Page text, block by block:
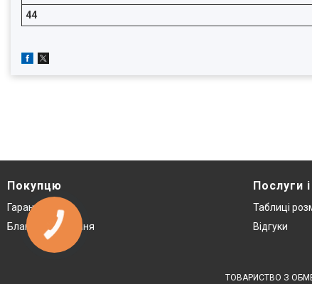
44
Покупцю
Гарантія
Бланк повернення
Послуги
Таблиці
Відгуки